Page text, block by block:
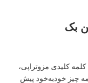
بک
کلیدی مزوتراپی،
چیز خودبه‌خود پیش